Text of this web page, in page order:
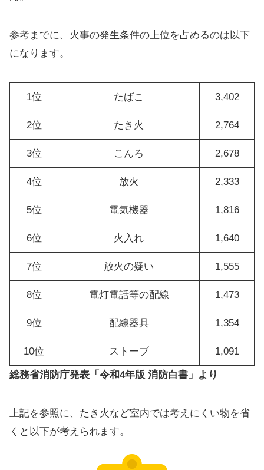
参考までに、火事の発生条件の上位を占めるのは以下
になります。
1位 たばこ 3,402
2位 たき火 2,764
3位 こんろ 2,678
4位 放火 2,333
5位 電気機器 1,816
6位 火入れ 1,640
7位 放火の疑い 1,555
8位 電灯電話等の配線 1,473
9位 配線器具 1,354
10位 ストーブ 1,091
総務省消防庁発表「令和4年版 消防白書」より
上記を参照に、たき火など室内では考えにくい物を省
くと以下が考えられます。